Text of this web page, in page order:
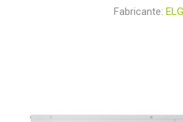
Fabricante: